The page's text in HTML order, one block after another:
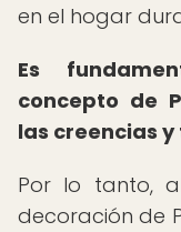
en el hogar
Es
concepto de
las creencias
Por lo tanto,
decoración de